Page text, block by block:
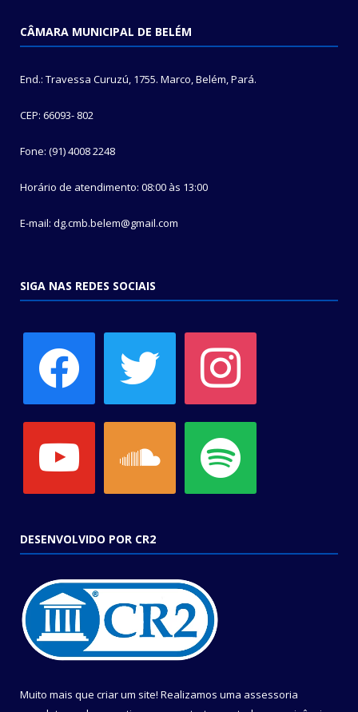
CÂMARA MUNICIPAL DE BELÉM
End.: Travessa Curuzú, 1755. Marco, Belém, Pará.
CEP: 66093- 802
Fone: (91) 4008 2248
Horário de atendimento: 08:00 às 13:00
E-mail: dg.cmb.belem@gmail.com
SIGA NAS REDES SOCIAIS
DESENVOLVIDO POR CR2
Muito mais que criar um site! Realizamos uma assessoria